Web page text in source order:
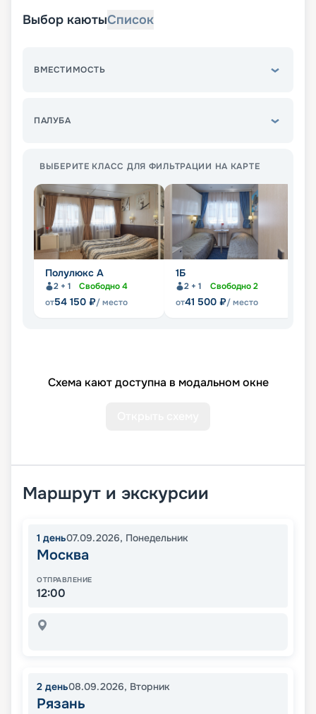
Выбор каютыСписок
ВМЕСТИМОСТЬ
ПАЛУБА
ВЫБЕРИТЕ КЛАСС ДЛЯ ФИЛЬТРАЦИИ НА КАРТЕ
Полулюкс А
2 + 1 Свободно4
от54 150 ₽/ место
1Б
2 + 1 Свободно2
от41 500 ₽/ место
Схема кают доступна в модальном окне
Маршрут и экскурсии
1 день07.09.2026, Понедельник
Москва
ОТПРАВЛЕНИЕ
12:00
2 день08.09.2026, Вторник
Рязань